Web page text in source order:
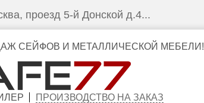
проезд 5-й Донской д.4...
СЕЙФОВ И МЕТАЛЛИЧЕСКОЙ МЕБЕЛИ!
ПРОИЗВОДСТВО НА ЗАКАЗ